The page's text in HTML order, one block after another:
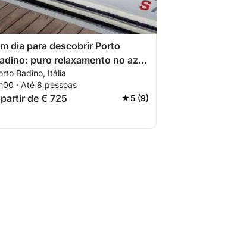
dia para descobrir Porto
puro relaxamento no azul
Badino, Itália
· Até 8 pessoas
de € 725 5 (9)